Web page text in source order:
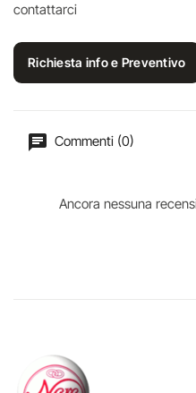
contattarci
Richiesta info e Preventivo
Commenti (0)
Ancora nessuna